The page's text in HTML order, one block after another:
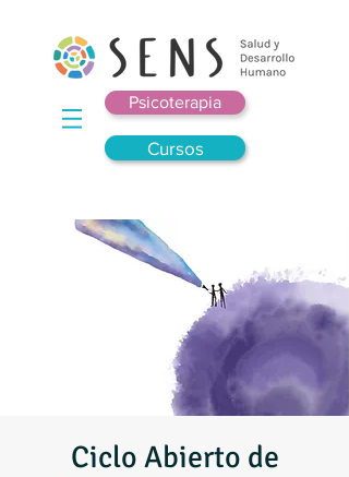
Psicoterapia
Cursos
Ciclo Abierto de